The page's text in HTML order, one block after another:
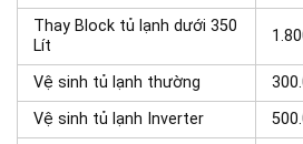
Thay Block tủ lạnh dưới 350
Lít
Vệ sinh tủ lạnh thường
Vệ sinh tủ lạnh Inverter